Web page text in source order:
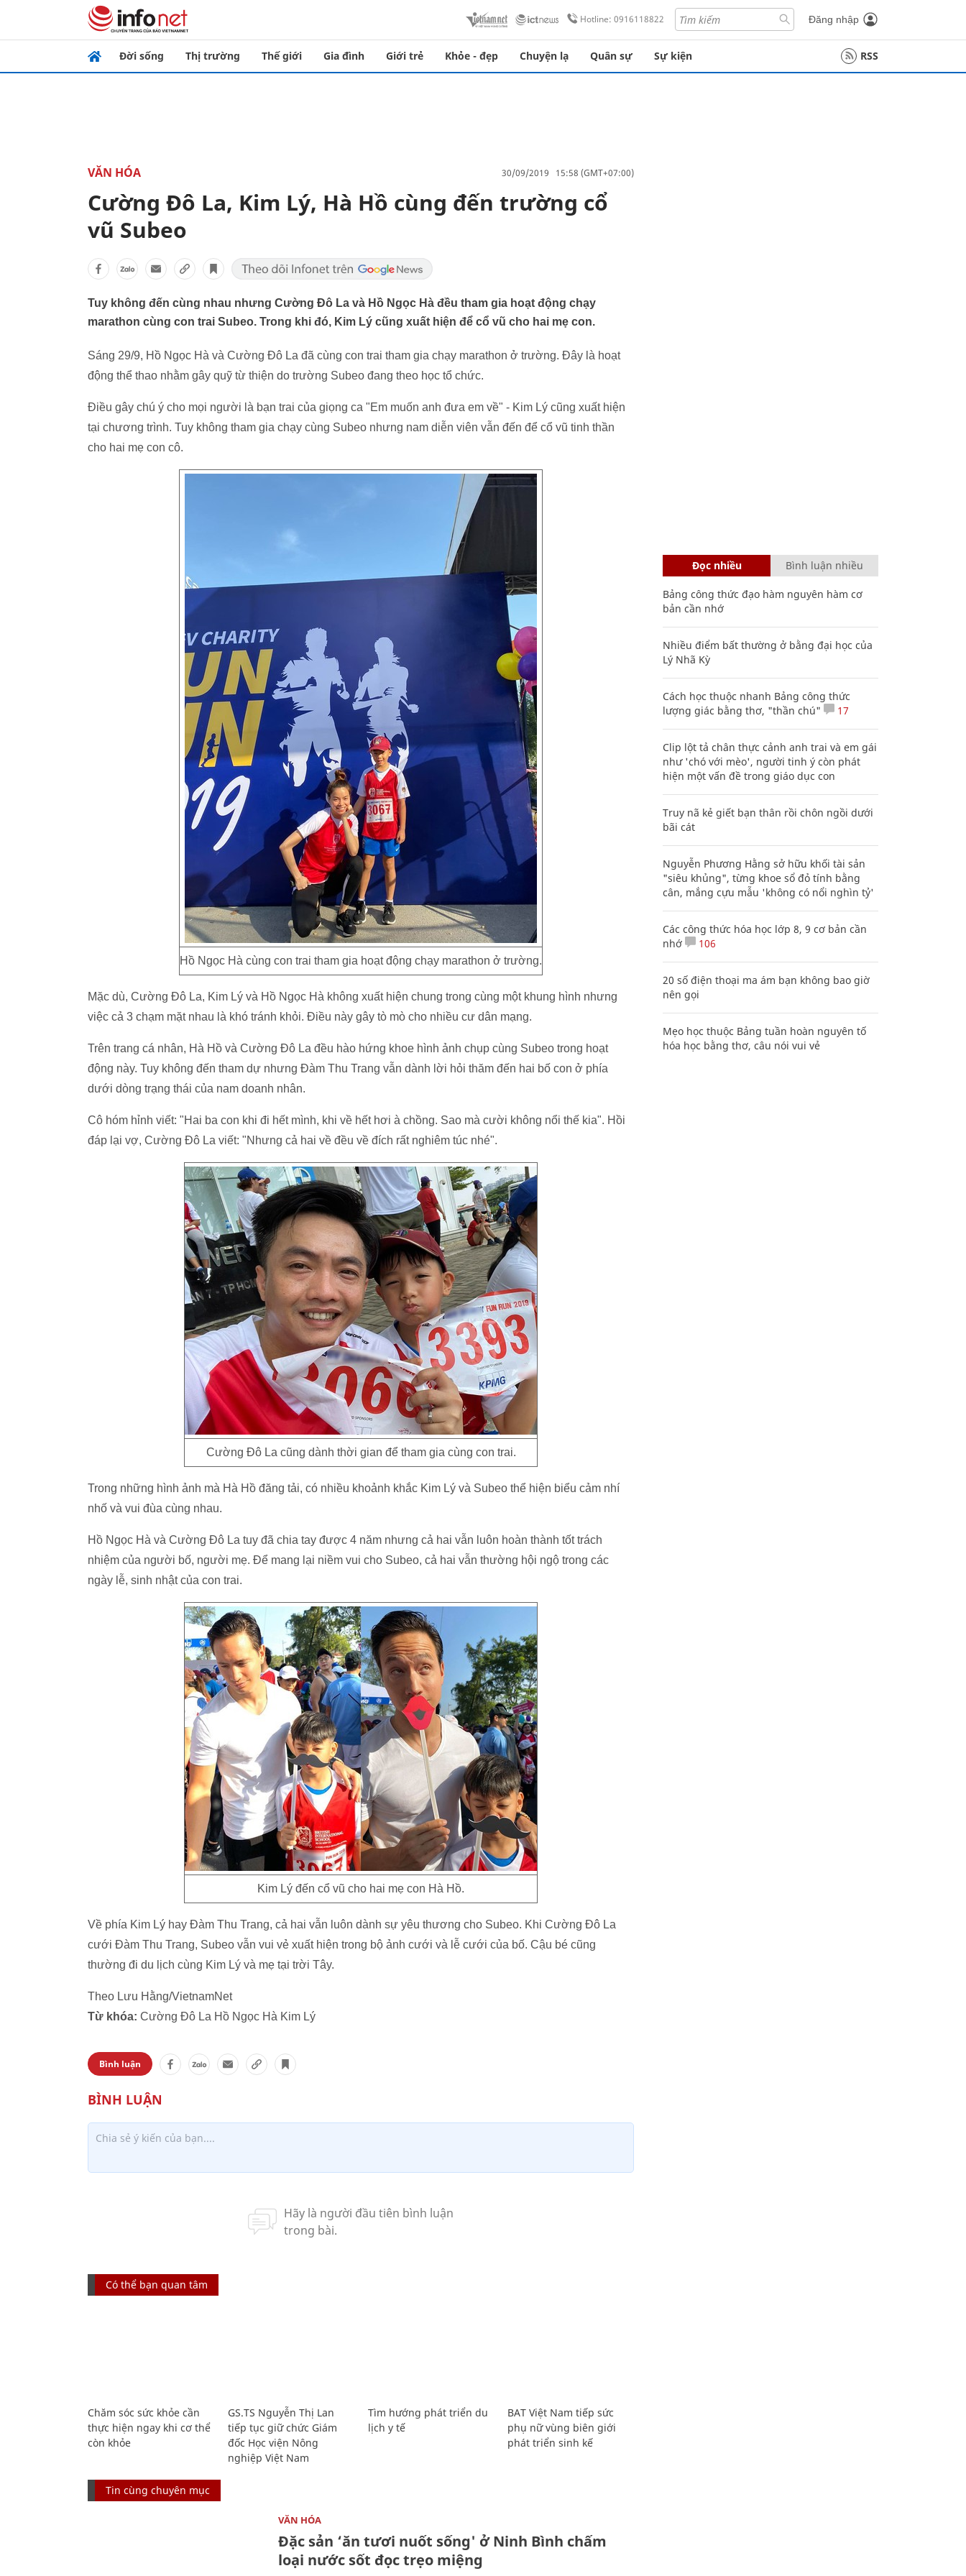
Hotline: 0916118822 Đăng nhập
Đời sống Thị trường Thế giới Gia đình Giới trẻ Khỏe - đẹp Chuyện lạ Quân sự Sự kiện RSS
VĂN HÓA 30/09/2019 15:58 (GMT+07:00)
Cường Đô La, Kim Lý, Hà Hồ cùng đến trường cổ
vũ Subeo
Tuy không đến cùng nhau nhưng Cường Đô La và Hồ Ngọc Hà đều tham gia hoạt động chạy
marathon cùng con trai Subeo. Trong khi đó, Kim Lý cũng xuất hiện để cổ vũ cho hai mẹ con.
Sáng 29/9, Hồ Ngọc Hà và Cường Đô La đã cùng con trai tham gia chạy marathon ở trường. Đây là hoạt
động thể thao nhằm gây quỹ từ thiện do trường Subeo đang theo học tổ chức.
Điều gây chú ý cho mọi người là bạn trai của giọng ca "Em muốn anh đưa em về" - Kim Lý cũng xuất hiện
tại chương trình. Tuy không tham gia chạy cùng Subeo nhưng nam diễn viên vẫn đến để cổ vũ tinh thần
cho hai mẹ con cô.
Hồ Ngọc Hà cùng con trai tham gia hoạt động chạy marathon ở trường.
Mặc dù, Cường Đô La, Kim Lý và Hồ Ngọc Hà không xuất hiện chung trong cùng một khung hình nhưng
việc cả 3 chạm mặt nhau là khó tránh khỏi. Điều này gây tò mò cho nhiều cư dân mạng.
Trên trang cá nhân, Hà Hồ và Cường Đô La đều hào hứng khoe hình ảnh chụp cùng Subeo trong hoạt
động này. Tuy không đến tham dự nhưng Đàm Thu Trang vẫn dành lời hỏi thăm đến hai bố con ở phía
dưới dòng trạng thái của nam doanh nhân.
Cô hóm hỉnh viết: "Hai ba con khi đi hết mình, khi về hết hơi à chồng. Sao mà cười không nổi thế kia". Hồi
đáp lại vợ, Cường Đô La viết: "Nhưng cả hai về đều về đích rất nghiêm túc nhé".
Cường Đô La cũng dành thời gian để tham gia cùng con trai.
Trong những hình ảnh mà Hà Hồ đăng tải, có nhiều khoảnh khắc Kim Lý và Subeo thể hiện biểu cảm nhí
nhố và vui đùa cùng nhau.
Hồ Ngọc Hà và Cường Đô La tuy đã chia tay được 4 năm nhưng cả hai vẫn luôn hoàn thành tốt trách
nhiệm của người bố, người mẹ. Để mang lại niềm vui cho Subeo, cả hai vẫn thường hội ngộ trong các
ngày lễ, sinh nhật của con trai.
Kim Lý đến cổ vũ cho hai mẹ con Hà Hồ.
Về phía Kim Lý hay Đàm Thu Trang, cả hai vẫn luôn dành sự yêu thương cho Subeo. Khi Cường Đô La
cưới Đàm Thu Trang, Subeo vẫn vui vẻ xuất hiện trong bộ ảnh cưới và lễ cưới của bố. Cậu bé cũng
thường đi du lịch cùng Kim Lý và mẹ tại trời Tây.
Theo Lưu Hằng/VietnamNet
Từ khóa: Cường Đô La Hồ Ngọc Hà Kim Lý
Bình luận
Có thể bạn quan tâm
Chăm sóc sức khỏe cần
thực hiện ngay khi cơ thể
còn khỏe
GS.TS Nguyễn Thị Lan
tiếp tục giữ chức Giám
đốc Học viện Nông
nghiệp Việt Nam
Tìm hướng phát triển du
lịch y tế
BAT Việt Nam tiếp sức
phụ nữ vùng biên giới
phát triển sinh kế
Tin cùng chuyên mục
VĂN HÓA
Đặc sản ‘ăn tươi nuốt sống' ở Ninh Bình chấm
loại nước sốt đọc trẹo miệng
Đọc nhiều Bình luận nhiều
Bảng công thức đạo hàm nguyên hàm cơ
bản cần nhớ
Nhiều điểm bất thường ở bằng đại học của
Lý Nhã Kỳ
Cách học thuộc nhanh Bảng công thức
lượng giác bằng thơ, "thần chú"
17
Clip lột tả chân thực cảnh anh trai và em gái
như 'chó với mèo', người tinh ý còn phát
hiện một vấn đề trong giáo dục con
Truy nã kẻ giết bạn thân rồi chôn ngồi dưới
bãi cát
Nguyễn Phương Hằng sở hữu khối tài sản
"siêu khủng", từng khoe sổ đỏ tính bằng
cân, mắng cựu mẫu 'không có nổi nghìn tỷ'
Các công thức hóa học lớp 8, 9 cơ bản cần
nhớ
106
20 số điện thoại ma ám bạn không bao giờ
nên gọi
Mẹo học thuộc Bảng tuần hoàn nguyên tố
hóa học bằng thơ, câu nói vui vẻ